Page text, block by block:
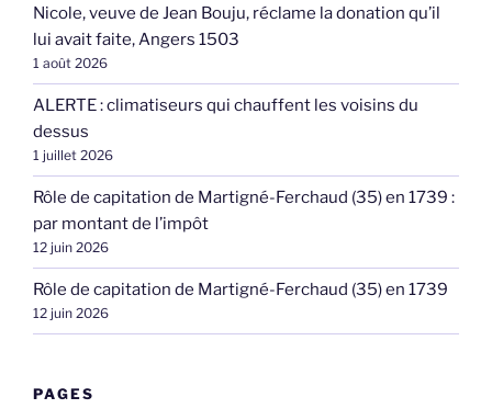
Nicole, veuve de Jean Bouju, réclame la donation qu’il
lui avait faite, Angers 1503
1 août 2026
ALERTE : climatiseurs qui chauffent les voisins du
dessus
1 juillet 2026
Rôle de capitation de Martigné-Ferchaud (35) en 1739 :
par montant de l’impôt
12 juin 2026
Rôle de capitation de Martigné-Ferchaud (35) en 1739
12 juin 2026
PAGES